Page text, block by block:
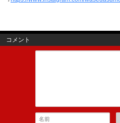
コメント